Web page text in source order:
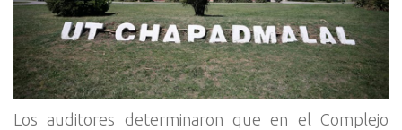
Los auditores determinaron que en el Complejo